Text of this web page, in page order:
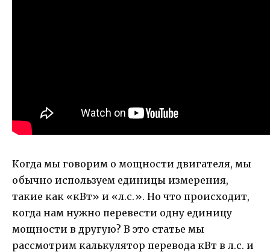
Когда мы говорим о мощности двигателя, мы
обычно используем единицы измерения,
такие как «кВт» и «л.с.». Но что происходит,
когда нам нужно перевести одну единицу
мощности в другую? В это статье мы
рассмотрим калькулятор перевода кВт в л.с. и